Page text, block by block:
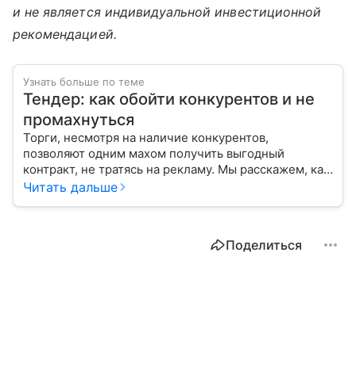
и не является индивидуальной инвестиционной
рекомендацией.
Узнать больше по теме
Тендер: как обойти конкурентов и не
промахнуться
Торги, несмотря на наличие конкурентов,
позволяют одним махом получить выгодный
контракт, не тратясь на рекламу. Мы расскажем, как
найти подходящий тендер и выиграть его.
Читать дальше
Поделиться